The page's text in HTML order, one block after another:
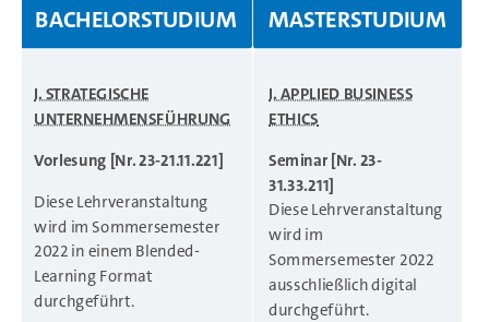
BACHELORSTUDIUM MASTERSTUDIUM
I. STRATEGISCHE
UNTERNEHMENSFÜHRUNG
Vorlesung [Nr. 23-21.11.221]
Diese Lehrveranstaltung
wird im Sommersemester
2022 in einem Blended-
Learning Format
durchgeführt.
I. APPLIED BUSINESS
ETHICS
Seminar [Nr. 23-
31.33.211]
Diese Lehrveranstaltung
wird im
Sommersemester 2022
ausschließlich digital
durchgeführt.